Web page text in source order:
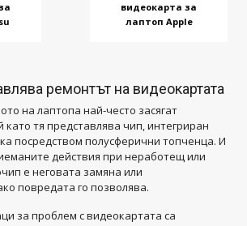
видеокарта за
лаптоп Apple
ремонтът на видеокартата
на лаптопа най-често засягат
тя представлява чип, интегриран
посредством полусферични топченца. И
действия при неработещ или
е неговата замяна или
повредата го позволява.
за проблем с видеокартата са